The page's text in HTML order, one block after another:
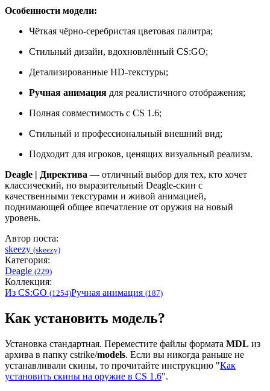
Особенности модели:
Чёткая чёрно-серебристая цветовая палитра;
Стильный дизайн, вдохновлённый CS:GO;
Детализированные HD-текстуры;
Ручная анимация для реалистичного отображения;
Полная совместимость с CS 1.6;
Стильный и профессиональный внешний вид;
Подходит для игроков, ценящих визуальный реализм.
Deagle | Директива — отличный выбор для тех, кто хочет
классический, но выразительный Deagle-скин с
качественными текстурами и живой анимацией,
поднимающей общее впечатление от оружия на новый
уровень.
Автор поста:
skeezy (skeezy)
Категория:
Deagle (229)
Коллекция:
Из CS:GO (1254)Ручная анимация (187)
Как установить модель?
Установка стандартная. Переместите файлы формата MDL из
архива в папку cstrike/models. Если вы никогда раньше не
устанавливали скины, то прочитайте инструкцию "Как
установить скины на оружие в CS 1.6".